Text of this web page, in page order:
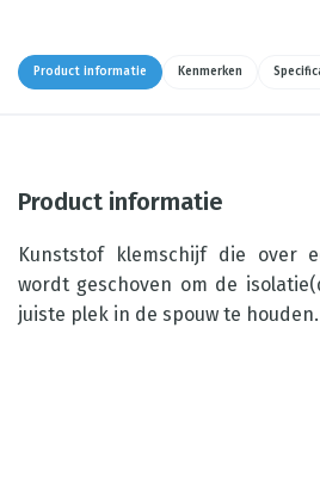
Product informatie Kenmerken
Product informatie
Kunststof klemschijf die over
wordt geschoven om de
juiste plek in de spouw te houden.